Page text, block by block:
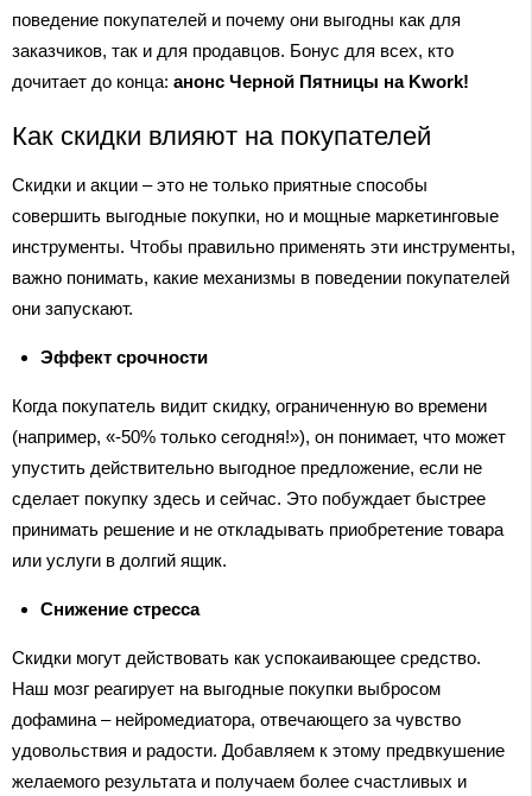
поведение покупателей и почему они выгодны как для
заказчиков, так и для продавцов. Бонус для всех, кто
дочитает до конца: анонс Черной Пятницы на Kwork!
Как скидки влияют на покупателей
Скидки и акции – это не только приятные способы
совершить выгодные покупки, но и мощные маркетинговые
инструменты. Чтобы правильно применять эти инструменты,
важно понимать, какие механизмы в поведении покупателей
они запускают.
Эффект срочности
Когда покупатель видит скидку, ограниченную во времени
(например, «-50% только сегодня!»), он понимает, что может
упустить действительно выгодное предложение, если не
сделает покупку здесь и сейчас. Это побуждает быстрее
принимать решение и не откладывать приобретение товара
или услуги в долгий ящик.
Снижение стресса
Скидки могут действовать как успокаивающее средство.
Наш мозг реагирует на выгодные покупки выбросом
дофамина – нейромедиатора, отвечающего за чувство
удовольствия и радости. Добавляем к этому предвкушение
желаемого результата и получаем более счастливых и